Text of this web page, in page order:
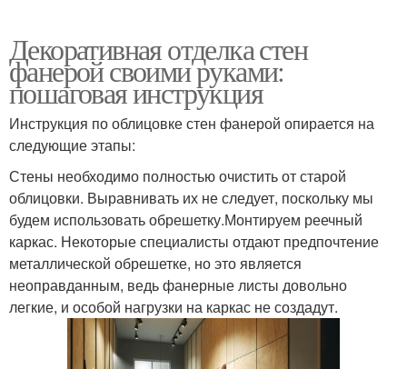
Декоративная отделка стен
фанерой своими руками:
пошаговая инструкция
Инструкция по облицовке стен фанерой опирается на
следующие этапы:
Стены необходимо полностью очистить от старой
облицовки. Выравнивать их не следует, поскольку мы
будем использовать обрешетку.Монтируем реечный
каркас. Некоторые специалисты отдают предпочтение
металлической обрешетке, но это является
неоправданным, ведь фанерные листы довольно
легкие, и особой нагрузки на каркас не создадут.